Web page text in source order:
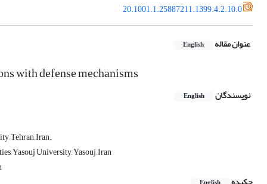
20.1001.1.25887211.1399.4.2.10.0
عنوان مقاله English
with defense mechanisms
نویسندگان English
Tehran, Iran.
Yasouj University, Yasouj, Iran